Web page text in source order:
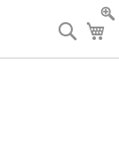
검
색